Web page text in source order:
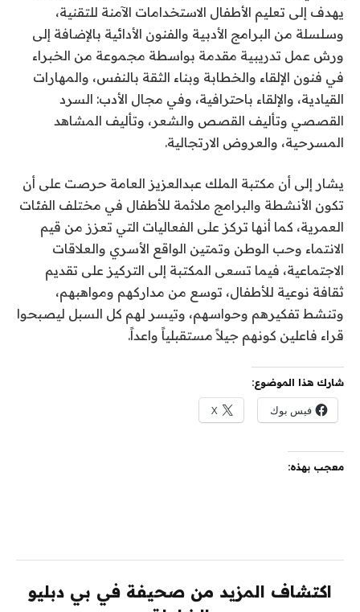
يهدف إلى تعليم الأطفال الاستخدامات الآمنة للتقنية،
وسلسلة من البرامج الأدبية والفنون الأدائية بالإضافة إلى
ورش عمل تدريبية مقدمة بواسطة مجموعة من الخبراء
في فنون الإلقاء والخطابة وبناء الثقة بالنفس، والمهارات
القيادية، والإلقاء باحترافية، وفي مجال الأدب: السرد
القصصي وتأليف القصص والشعر، وتأليف المشاهد
المسرحية، والعروض الارتجالية.
يشار إلى أن مكتبة الملك عبدالعزيز العامة حرصت على أن
تكون الأنشطة والبرامج ملائمة للأطفال في مختلف الفئات
العمرية، كما أنها تركز على الفعاليات التي تعزز من قيم
الانتماء وحب الوطن وتمتين الواقع الأسري والعلاقات
الاجتماعية، فيما تسعى المكتبة إلى التركيز على تقديم
ثقافة نوعية للأطفال، توسع من مداركهم ومواهبهم،
وتنشط تفكيرهم وحواسهم، وتيسر لهم كل السبل ليصبحوا
قراء فاعلين كونهم جيلاً مستقبلياً واعداً.
شارك هذا الموضوع:
فيس بوك X
معجب بهذه:
اكتشاف المزيد من صحيفة في بي دبليو